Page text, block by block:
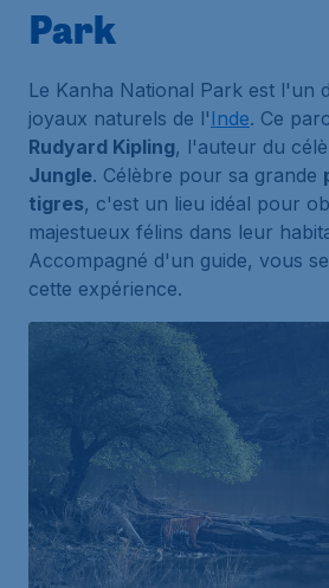
Park
Le Kanha National Park est l'un
joyaux naturels de l'Inde. Ce
Rudyard Kipling, l'auteur du
Jungle. Célèbre pour sa grande
tigres, c'est un lieu idéal pour
majestueux félins dans leur
Accompagné d'un guide, vous
cette expérience.